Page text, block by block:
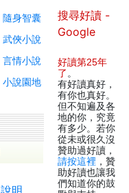
隨身智囊
武俠小說
言情小說
小說園地
說明
搜尋好讀 -
Google
好讀第25年
了 。
有好讀真好，
有你也真好。
但不知遍及各
地的你，究竟
有多少。若你
從未或很久沒
贊助過好讀，
請按這裡 ，贊
助好讀也讓我
們知道你的鼓